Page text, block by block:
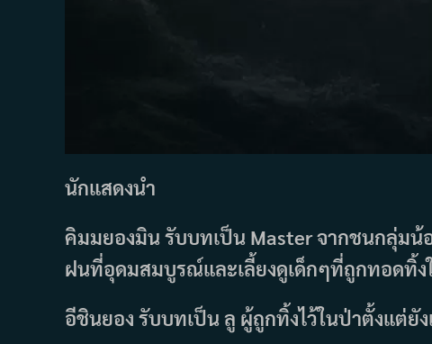
นักแสดงนำ
คิมมยองมิน รับบทเป็น Master จากชนกลุ่มน้
ฝนที่อุดมสมบูรณ์และเลี้ยงดูเด็กๆที่ถูกทอดทิ้ง
อีชินยอง รับบทเป็น ลู ผู้ถูกทิ้งไว้ในป่าตั้งแต่ยัง